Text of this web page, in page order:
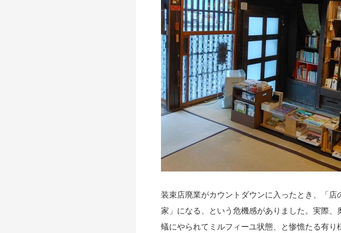
装束店廃業がカウントダウンに入ったとき、「
家」になる、という危機感がありました。実際
蟻にやられてミルフィーユ状態、と惨憺たる有り